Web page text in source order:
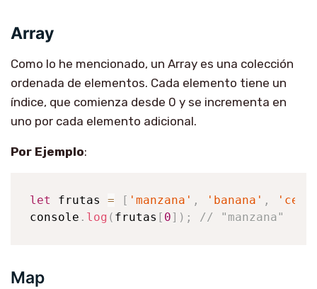
Array
Como lo he mencionado, un Array es una colección
ordenada de elementos. Cada elemento tiene un
índice, que comienza desde 0 y se incrementa en
uno por cada elemento adicional.
Por Ejemplo:
let frutas = [ 'manzana' , 'banana' ,
console . log ( frutas [ 0] ) ; // "manzana"
Map